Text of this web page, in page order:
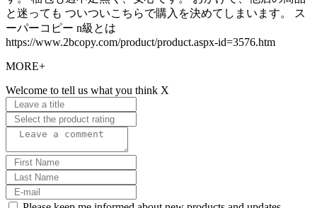
と迷っても ついついこちらで購入を決めてしまいます。 ス
ーパーコピー n級とは
https://www.2bcopy.com/product/product.aspx-id=3576.htm
MORE+
Welcome to tell us what you think X